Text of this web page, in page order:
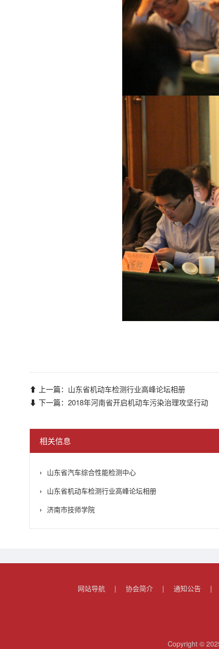
⬆ 上一篇： 山东省机动车检测行业高峰论坛相册
⬇ 下一篇： 2018年河南省开启机动车污染治理攻坚行动
相关信息
山东省汽车综合性能检测中心
山东省机动车检测行业高峰论坛相册
济南市技师学院
网站导航 | 协会简介 | 通知公告 |
Copyright ©